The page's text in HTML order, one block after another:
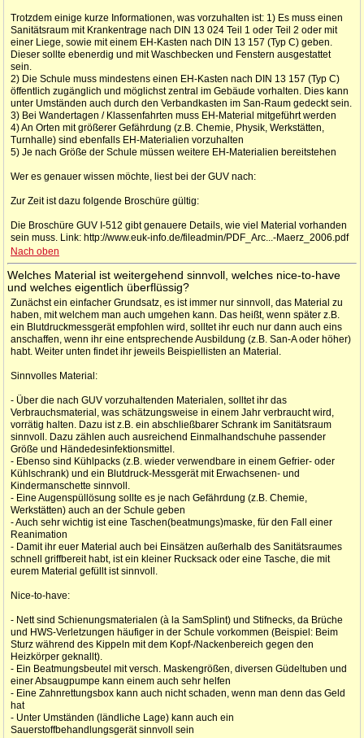
Trotzdem einige kurze Informationen, was vorzuhalten ist: 1) Es muss einen
Sanitätsraum mit Krankentrage nach DIN 13 024 Teil 1 oder Teil 2 oder mit
einer Liege, sowie mit einem EH-Kasten nach DIN 13 157 (Typ C) geben.
Dieser sollte ebenerdig und mit Waschbecken und Fenstern ausgestattet
sein.
2) Die Schule muss mindestens einen EH-Kasten nach DIN 13 157 (Typ C)
öffentlich zugänglich und möglichst zentral im Gebäude vorhalten. Dies kann
unter Umständen auch durch den Verbandkasten im San-Raum gedeckt sein.
3) Bei Wandertagen / Klassenfahrten muss EH-Material mitgeführt werden
4) An Orten mit größerer Gefährdung (z.B. Chemie, Physik, Werkstätten,
Turnhalle) sind ebenfalls EH-Materialien vorzuhalten
5) Je nach Größe der Schule müssen weitere EH-Materialien bereitstehen
Wer es genauer wissen möchte, liest bei der GUV nach:
Zur Zeit ist dazu folgende Broschüre gültig:
Die Broschüre GUV I-512 gibt genauere Details, wie viel Material vorhanden
sein muss. Link: http://www.euk-info.de/fileadmin/PDF_Arc...-Maerz_2006.pdf
Nach oben
Welches Material ist weitergehend sinnvoll, welches nice-to-have
und welches eigentlich überflüssig?
Zunächst ein einfacher Grundsatz, es ist immer nur sinnvoll, das Material zu
haben, mit welchem man auch umgehen kann. Das heißt, wenn später z.B.
ein Blutdruckmessgerät empfohlen wird, solltet ihr euch nur dann auch eins
anschaffen, wenn ihr eine entsprechende Ausbildung (z.B. San-A oder höher)
habt. Weiter unten findet ihr jeweils Beispiellisten an Material.
Sinnvolles Material:
- Über die nach GUV vorzuhaltenden Materialen, solltet ihr das
Verbrauchsmaterial, was schätzungsweise in einem Jahr verbraucht wird,
vorrätig halten. Dazu ist z.B. ein abschließbarer Schrank im Sanitätsraum
sinnvoll. Dazu zählen auch ausreichend Einmalhandschuhe passender
Größe und Händedesinfektionsmittel.
- Ebenso sind Kühlpacks (z.B. wieder verwendbare in einem Gefrier- oder
Kühlschrank) und ein Blutdruck-Messgerät mit Erwachsenen- und
Kindermanschette sinnvoll.
- Eine Augenspüllösung sollte es je nach Gefährdung (z.B. Chemie,
Werkstätten) auch an der Schule geben
- Auch sehr wichtig ist eine Taschen(beatmungs)maske, für den Fall einer
Reanimation
- Damit ihr euer Material auch bei Einsätzen außerhalb des Sanitätsraumes
schnell griffbereit habt, ist ein kleiner Rucksack oder eine Tasche, die mit
eurem Material gefüllt ist sinnvoll.
Nice-to-have:
- Nett sind Schienungsmaterialen (à la SamSplint) und Stifnecks, da Brüche
und HWS-Verletzungen häufiger in der Schule vorkommen (Beispiel: Beim
Sturz während des Kippeln mit dem Kopf-/Nackenbereich gegen den
Heizkörper geknallt).
- Ein Beatmungsbeutel mit versch. Maskengrößen, diversen Güdeltuben und
einer Absaugpumpe kann einem auch sehr helfen
- Eine Zahnrettungsbox kann auch nicht schaden, wenn man denn das Geld
hat
- Unter Umständen (ländliche Lage) kann auch ein
Sauerstoffbehandlungsgerät sinnvoll sein